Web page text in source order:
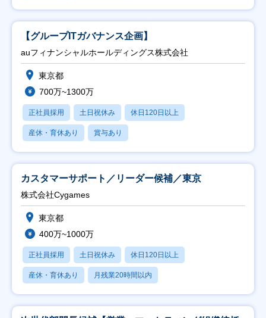
【グループITガバナンス企画】
auフィナンシャルホールディングス株式会社
東京都
700万~1300万
正社員採用 土日祝休み 休日120日以上
産休・育休あり 賞与あり
カスタマーサポート／リーダー候補／東京
株式会社Cygames
東京都
400万~1000万
正社員採用 土日祝休み 休日120日以上
産休・育休あり 月残業20時間以内